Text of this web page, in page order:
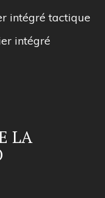
intégré tactique
intégré
LA